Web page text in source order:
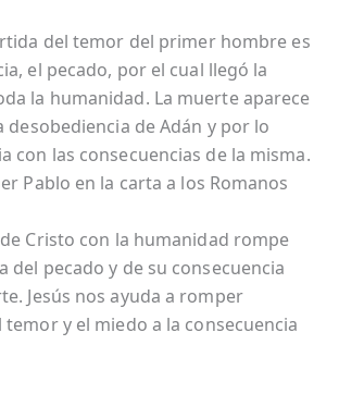
del temor del primer hombre es
el pecado, por el cual llegó la
la humanidad. La muerte aparece
desobediencia de Adán y por lo
con las consecuencias de la misma.
Pablo en la carta a los Romanos
Cristo con la humanidad rompe
del pecado y de su consecuencia
Jesús nos ayuda a romper
y el miedo a la consecuencia